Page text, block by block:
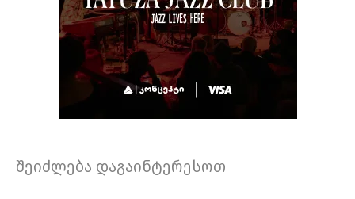
შეიძლება დაგაინტერესოთ